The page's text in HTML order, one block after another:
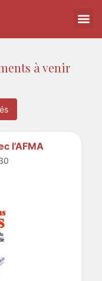
à venir
l’AFMA